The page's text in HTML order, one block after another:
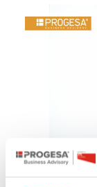
27/01/2025